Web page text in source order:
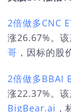
2倍做多CNC
涨26.67%。
哥 ，因标的股
2倍做多BBAI
涨22.37%。
BigBear.ai